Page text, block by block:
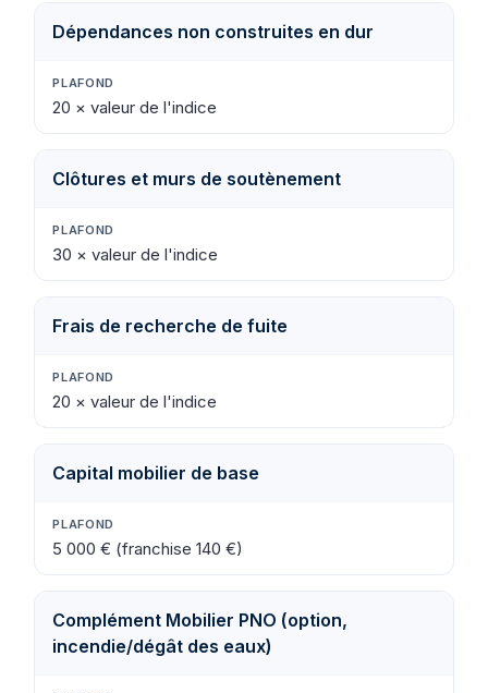
Dépendances non construites en dur
20 × valeur de l'indice
Clôtures et murs de soutènement
30 × valeur de l'indice
Frais de recherche de fuite
20 × valeur de l'indice
Capital mobilier de base
5 000 € (franchise 140 €)
Complément Mobilier PNO (option,
incendie/dégât des eaux)